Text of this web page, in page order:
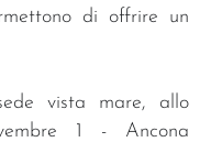
di offrire un
vista mare, allo
1 - Ancona